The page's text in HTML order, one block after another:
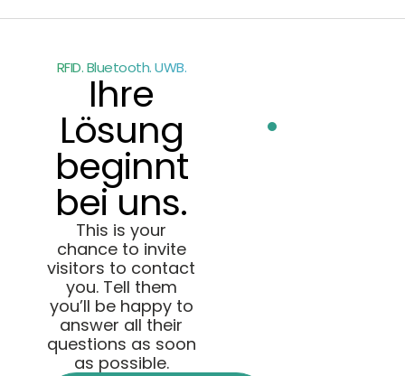
RFID. Bluetooth. UWB.
Ihre
Lösung
beginnt
bei uns.
This is your
chance to invite
visitors to contact
you. Tell them
you’ll be happy to
answer all their
questions as soon
as possible.